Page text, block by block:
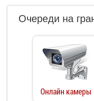
Очереди на
Онлайн камеры